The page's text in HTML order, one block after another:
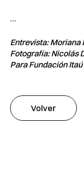
…
Entrevista: Moriana
Fotografía: Nicolás
Para Fundación
Volver